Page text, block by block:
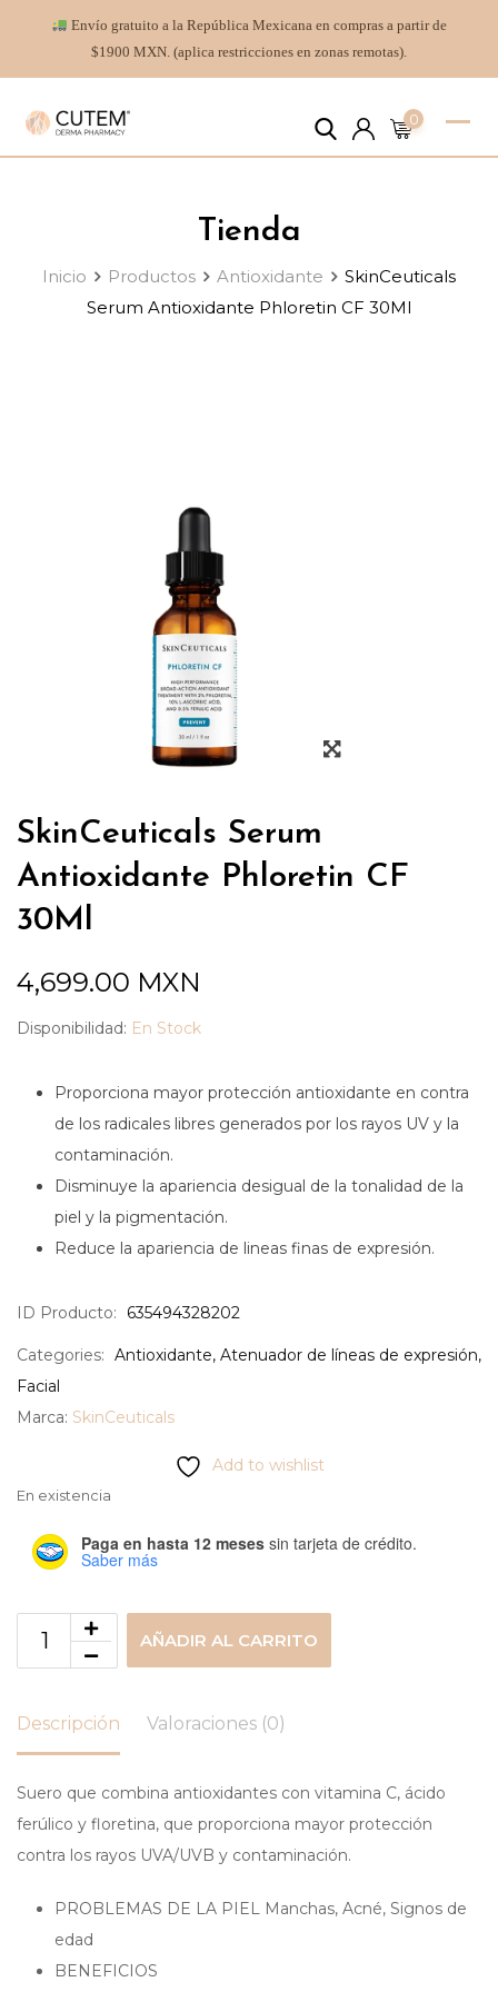
Envío gratuito a la República Mexicana en compras a partir de
$1900 MXN. (aplica restricciones en zonas remotas).
0
Tienda
Inicio Productos Antioxidante
SkinCeuticals
Serum Antioxidante Phloretin CF 30Ml
SkinCeuticals Serum
Antioxidante Phloretin CF
30Ml
4,699.00 MXN
Disponibilidad: En Stock
Proporciona mayor protección antioxidante en contra
de los radicales libres generados por los rayos UV y la
contaminación.
Disminuye la apariencia desigual de la tonalidad de la
piel y la pigmentación.
Reduce la apariencia de lineas finas de expresión.
ID Producto: 635494328202
Categories: Antioxidante, Atenuador de líneas de expresión,
Facial
Marca: SkinCeuticals
Add to wishlist
En existencia
Paga en hasta 12 meses sin tarjeta de crédito.
Saber más
AÑADIR AL CARRITO
Descripción Valoraciones (0)
Suero que combina antioxidantes con vitamina C, ácido
ferúlico y floretina, que proporciona mayor protección
contra los rayos UVA/UVB y contaminación.
PROBLEMAS DE LA PIEL Manchas, Acné, Signos de
edad
BENEFICIOS